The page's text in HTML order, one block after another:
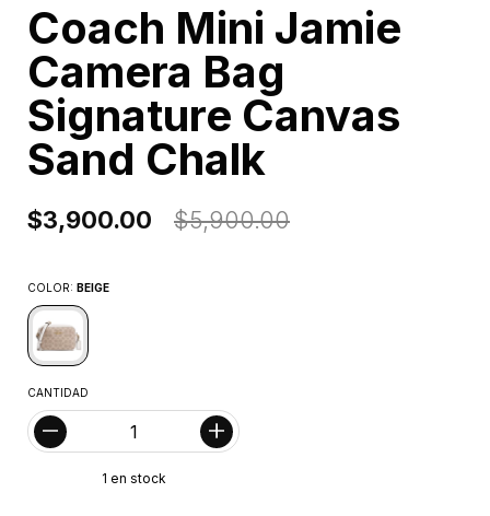
Coach Mini Jamie
Camera Bag
Signature Canvas
Sand Chalk
$3,900.00 $5,900.00
COLOR: BEIGE
CANTIDAD
1 en stock